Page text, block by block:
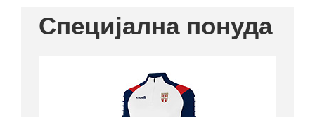
Специјална понуда